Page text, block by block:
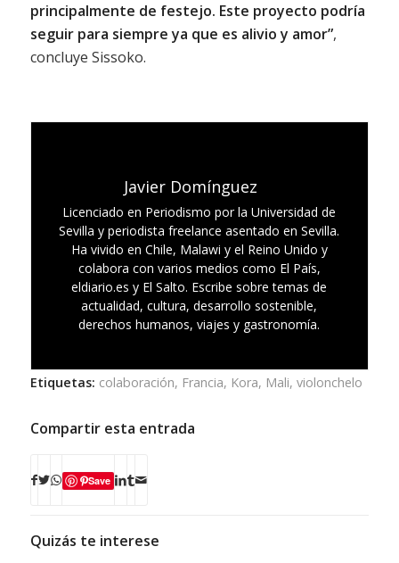
principalmente de festejo. Este proyecto podría
seguir para siempre ya que es alivio y amor”,
concluye Sissoko.
Javier Domínguez
Licenciado en Periodismo por la Universidad de
Sevilla y periodista freelance asentado en Sevilla.
Ha vivido en Chile, Malawi y el Reino Unido y
colabora con varios medios como El País,
eldiario.es y El Salto. Escribe sobre temas de
actualidad, cultura, desarrollo sostenible,
derechos humanos, viajes y gastronomía.
Etiquetas: colaboración, Francia, Kora, Mali, violonchelo
Compartir esta entrada
Save
Quizás te interese